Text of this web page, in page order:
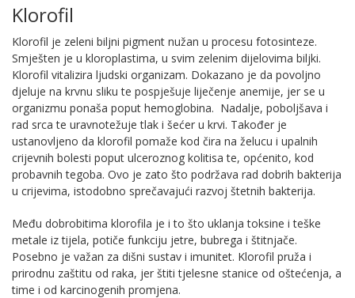
Klorofil
Klorofil je zeleni biljni pigment nužan u procesu fotosinteze.
Smješten je u kloroplastima, u svim zelenim dijelovima biljki.
Klorofil vitalizira ljudski organizam. Dokazano je da povoljno
djeluje na krvnu sliku te pospješuje liječenje anemije, jer se u
organizmu ponaša poput hemoglobina. Nadalje, poboljšava i
rad srca te uravnotežuje tlak i šećer u krvi. Također je
ustanovljeno da klorofil pomaže kod čira na želucu i upalnih
crijevnih bolesti poput ulceroznog kolitisa te, općenito, kod
probavnih tegoba. Ovo je zato što podržava rad dobrih bakterija
u crijevima, istodobno sprečavajući razvoj štetnih bakterija.
Među dobrobitima klorofila je i to što uklanja toksine i teške
metale iz tijela, potiče funkciju jetre, bubrega i štitnjače.
Posebno je važan za dišni sustav i imunitet. Klorofil pruža i
prirodnu zaštitu od raka, jer štiti tjelesne stanice od oštećenja, a
time i od karcinogenih promjena.